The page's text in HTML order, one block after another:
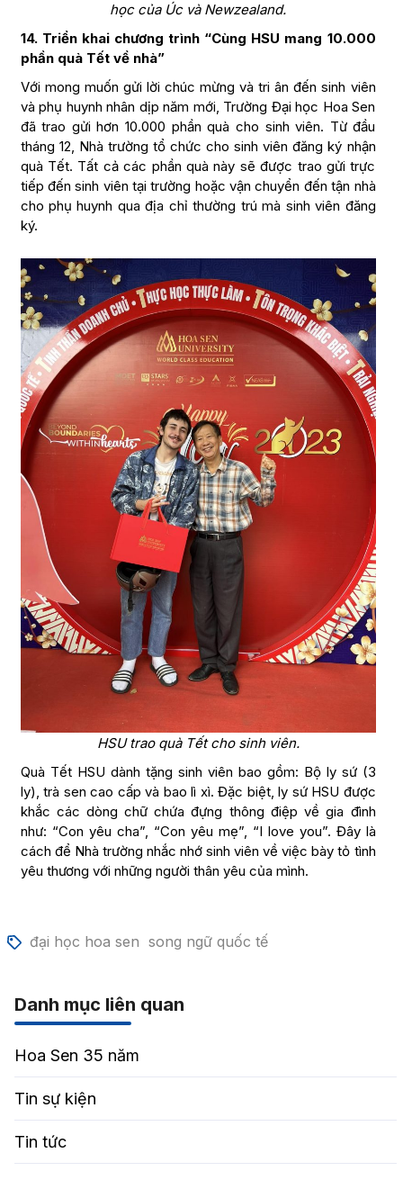
học của Úc và Newzealand.
14. Triển khai chương trình “Cùng HSU mang 10.000
phần quà Tết về nhà”
Với mong muốn gửi lời chúc mừng và tri ân đến sinh viên
và phụ huynh nhân dịp năm mới, Trường Đại học Hoa Sen
đã trao gửi hơn 10.000 phần quà cho sinh viên. Từ đầu
tháng 12, Nhà trường tổ chức cho sinh viên đăng ký nhận
quà Tết. Tất cả các phần quà này sẽ được trao gửi trực
tiếp đến sinh viên tại trường hoặc vận chuyển đến tận nhà
cho phụ huynh qua địa chỉ thường trú mà sinh viên đăng
ký.
HSU trao quà Tết cho sinh viên.
Quà Tết HSU dành tặng sinh viên bao gồm: Bộ ly sứ (3
ly), trà sen cao cấp và bao lì xì. Đặc biệt, ly sứ HSU được
khắc các dòng chữ chứa đựng thông điệp về gia đình
như: “Con yêu cha”, “Con yêu mẹ”, “I love you”. Đây là
cách để Nhà trường nhắc nhớ sinh viên về việc bày tỏ tình
yêu thương với những người thân yêu của mình.
đại học hoa sen song ngữ quốc tế
Danh mục liên quan
Hoa Sen 35 năm
Tin sự kiện
Tin tức